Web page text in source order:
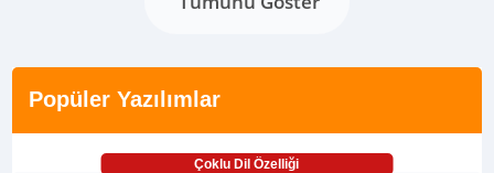
Popüler Yazılımlar
Çoklu Dil Özelliği